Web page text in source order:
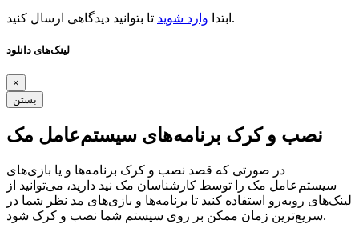
ابتدا وارد شوید تا بتوانید دیدگاهی ارسال کنید.
لینک‌های دانلود
×
بستن
نصب و کرک برنامه‌های سیستم‌عامل مک
در صورتی که قصد نصب و کرک برنامه‌ها و یا بازی‌های
سیستم‌عامل مک را توسط کارشناسان مک نید دارید، می‌توانید از
لینک‌های رو‌به‌رو استفاده کنید تا برنامه‌ها و بازی‌های مد نظر شما در
سریع‌ترین زمان ممکن بر روی سیستم شما نصب و کرک شود.